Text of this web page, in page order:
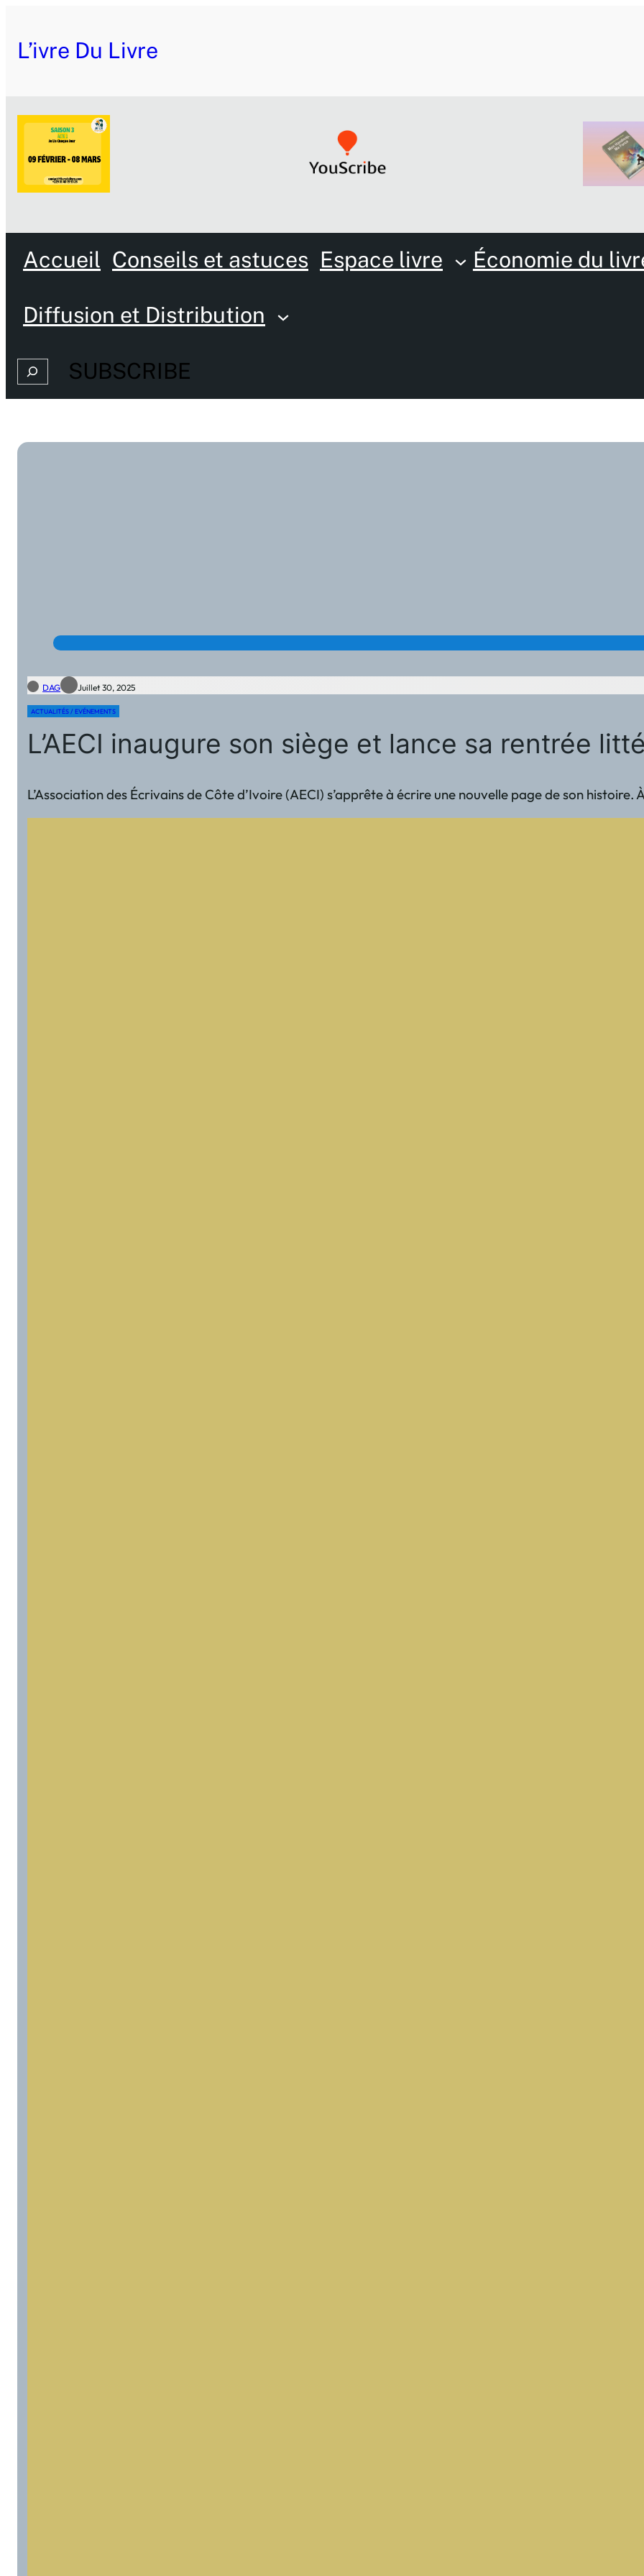
L’ivre Du Livre
Accueil Conseils et astuces Espace livre Économie du
Diffusion et Distribution
SearchSUBSCRIBE
DAG Juillet 30, 2025
ACTUALITÉS / EVÉNEMENTS
L’AECI inaugure son siège et lance sa rentrée
L’Association des Écrivains de Côte d’Ivoire (AECI) s’apprête à écrire une nouvelle page de son